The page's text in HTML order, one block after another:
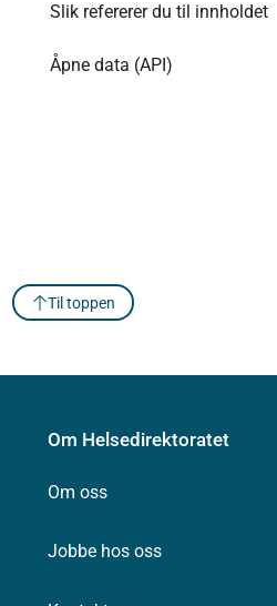
Slik refererer du til innholdet
Åpne data (API)
Til toppen
Om Helsedirektoratet
Om oss
Jobbe hos oss